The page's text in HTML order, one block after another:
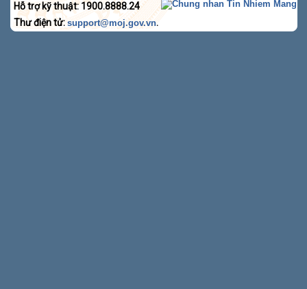
Hỗ trợ kỹ thuật: 1900.8888.24
Thư điện tử: support@moj.gov.vn.